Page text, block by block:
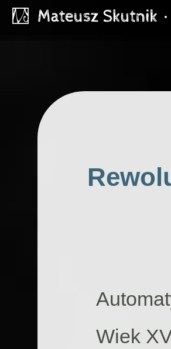
Wiek